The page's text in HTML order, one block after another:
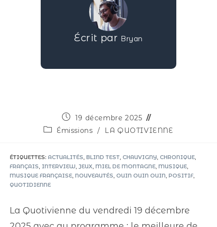
Écrit par Bryan
19 décembre 2025
Émissions / LA QUOTIVIENNE
ÉTIQUETTES: ACTUALITÉS BLIND TEST CHAUVIGNY CHRONIQUE
FRANÇAIS INTERVIEW JEUX MIEL DE MONTAGNE MUSIQUE
MUSIQUE FRANÇAISE NOUVEAUTÉS OUIN OUIN OUIN POSITIF
QUOTIDIENNE
La Quotivienne du vendredi 19 décembre